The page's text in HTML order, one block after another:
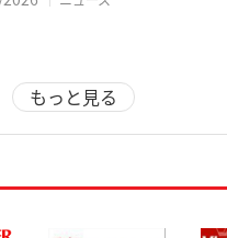
もっと見る